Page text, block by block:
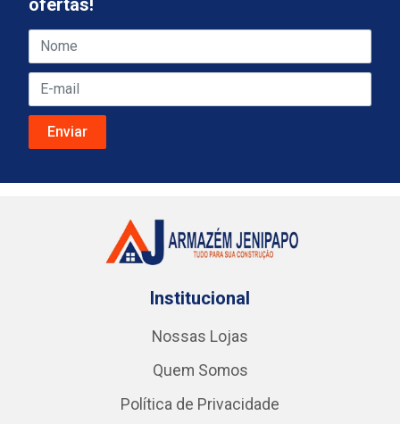
Institucional
Nossas Lojas
Quem Somos
Política de Privacidade